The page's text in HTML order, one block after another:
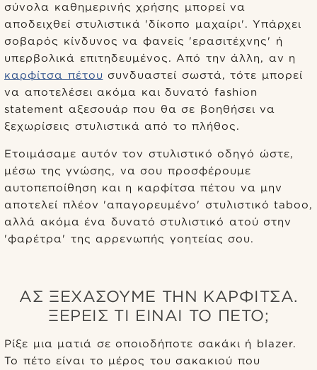
σύνολα καθημερινής χρήσης μπορεί να
αποδειχθεί στυλιστικά 'δίκοπο μαχαίρι'. Υπάρχει
σοβαρός κίνδυνος να φανείς 'ερασιτέχνης' ή
υπερβολικά επιτηδευμένος. Από την άλλη, αν η
καρφίτσα πέτου συνδυαστεί σωστά, τότε μπορεί
να αποτελέσει ακόμα και δυνατό fashion
statement αξεσουάρ που θα σε βοηθήσει να
ξεχωρίσεις στυλιστικά από το πλήθος.
Ετοιμάσαμε αυτόν τον στυλιστικό οδηγό ώστε,
μέσω της γνώσης, να σου προσφέρουμε
αυτοπεποίθηση και η καρφίτσα πέτου να μην
αποτελεί πλέον 'απαγορευμένο' στυλιστικό taboo,
αλλά ακόμα ένα δυνατό στυλιστικό ατού στην
'φαρέτρα' της αρρενωπής γοητείας σου.
ΑΣ ΞΕΧΆΣΟΥΜΕ ΤΗΝ ΚΑΡΦΊΤΣΑ.
ΞΈΡΕΙΣ ΤΙ ΕΊΝΑΙ ΤΟ ΠΈΤΟ;
Ρίξε μια ματιά σε οποιοδήποτε σακάκι ή blazer.
Το πέτο είναι το μέρος του σακακιού που